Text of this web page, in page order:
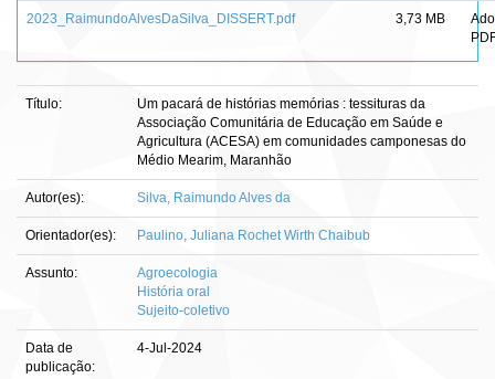
2023_RaimundoAlvesDaSilva_DISSERT.pdf 3,73 MB
Título:
Um pacará de histórias memórias : tessituras da
Associação Comunitária de Educação em Saúde e
Agricultura (ACESA) em comunidades camponesas do
Médio Mearim, Maranhão
Autor(es): Silva, Raimundo Alves da
Orientador(es): Paulino, Juliana Rochet Wirth Chaibub
Assunto:
Agroecologia
História oral
Sujeito-coletivo
Data de
publicação:
4-Jul-2024